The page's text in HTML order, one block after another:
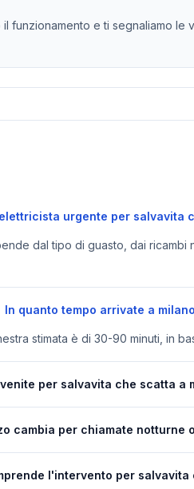
funzionamento e ti segnaliamo
urgente per salvavita
dal tipo di guasto, dai
In quanto tempo arrivate a
stimata è di 30-90 minuti, in
per salvavita che scatta a
cambia per chiamate notturne
l'intervento per salvavita